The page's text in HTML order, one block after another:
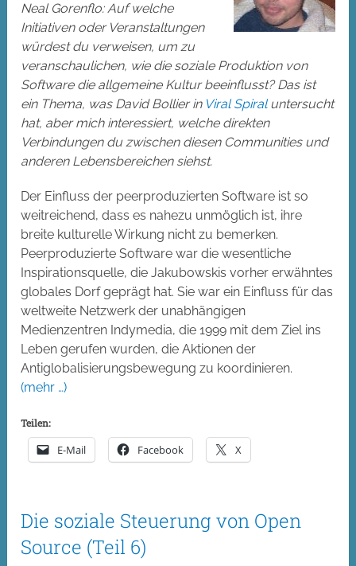
Neal Gorenflo: Auf welche
Initiativen oder Veranstaltungen
würdest du verweisen, um zu
veranschaulichen, wie die soziale Produktion von
Software die allgemeine Kultur beeinflusst? Das ist
ein Thema, was David Bollier in Viral Spiraluntersucht
hat, aber mich interessiert, welche direkten
Verbindungen du zwischen diesen Communities und
anderen Lebensbereichen siehst.
Der Einfluss der peerproduzierten Software ist so
weitreichend, dass es nahezu unmöglich ist, ihre
breite kulturelle Wirkung nicht zu bemerken.
Peerproduzierte Software war die wesentliche
Inspirationsquelle, die Jakubowskis vorher erwähntes
globales Dorf geprägt hat. Sie war ein Einfluss für das
weltweite Netzwerk der unabhängigen
Medienzentren Indymedia, die 1999 mit dem Ziel ins
Leben gerufen wurden, die Aktionen der
Antiglobalisierungsbewegung zu koordinieren.
(mehr …)
Teilen:
E-Mail Facebook X
Die soziale Steuerung von Open
Source (Teil 6)